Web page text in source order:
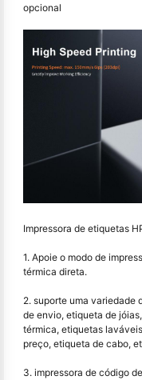
opcional
Impressora de etiquetas
1. Apoie o modo de
térmica direta.
2. suporte uma variedade
de envio, etiqueta de
térmica, etiquetas
preço, etiqueta de cabo,
3. impressora de código